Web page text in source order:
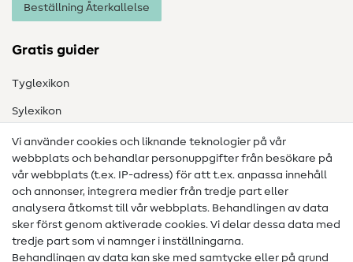
Beställning Återkallelse
Gratis guider
Tyglexikon
Sylexikon
Sömnadsinstruktioner
Hjälp & kontakt
Kontakt
Information om byte av operatör
Vi använder cookies och liknande teknologier på vår
webbplats och behandlar personuppgifter från besökare på
vår webbplats (t.ex. IP-adress) för att t.ex. anpassa innehåll
och annonser, integrera medier från tredje part eller
analysera åtkomst till vår webbplats. Behandlingen av data
sker först genom aktiverade cookies. Vi delar dessa data med
tredje part som vi namnger i inställningarna.
Behandlingen av data kan ske med samtycke eller på grund